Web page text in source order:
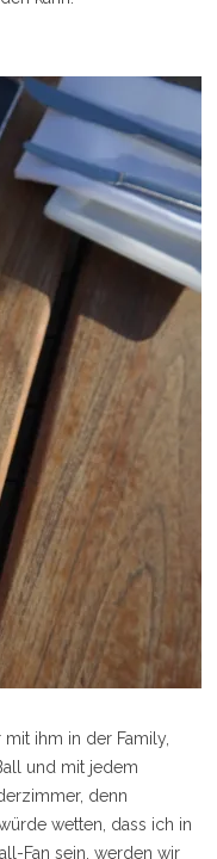
ihm in der Family,
und mit jedem
denn
wetten, dass ich in
Fan sein, werden wir